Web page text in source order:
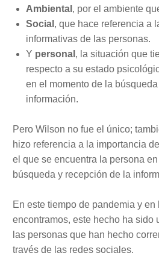
Ambiental , por el ambiente
Social , que hace referencia a
informativas de las personas.
Y personal , la situación que
respecto a su estado
en el momento de la
información.
Pero Wilson no fue el único;
hizo referencia a la importancia
el que se encuentra la persona
búsqueda y recepción de la
En este tiempo de pandemia y
encontramos, este hecho ha sido
las personas que han hecho
través de las redes sociales.